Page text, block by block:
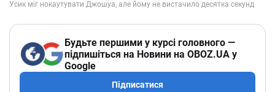
Будьте першими у курсі головного —
підпишіться на Новини на OBOZ.UA у
Google
Підписатися